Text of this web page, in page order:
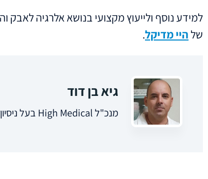
למידע נוסף ולייעוץ מקצועי בנושא אלרגיה לאבק
שלהיי מדיקל.
גיא בן דוד
מנכ"ל High Medical בעל ניסיון עשיר בתחום המכשור הרפואי והבנת צרכי המטופל.